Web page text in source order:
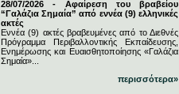
28/07/2026 - Αφαίρεση του βραβείου
“Γαλάζια Σημαία” από εννέα (9) ελληνικές
ακτές
Εννέα (9) ακτές βραβευμένες από το Διεθνές
Πρόγραμμα Περιβαλλοντικής Εκπαίδευσης,
Ενημέρωσης και Ευαισθητοποίησης «Γαλάζια
Σημαία»...
περισσότερα»